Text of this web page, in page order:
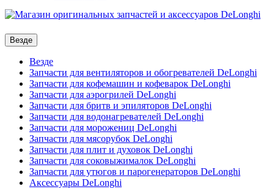
Везде
Везде
Запчасти для вентиляторов и обогревателей DeLonghi
Запчасти для кофемашин и кофеварок DeLonghi
Запчасти для аэрогрилей DeLonghi
Запчасти для бритв и эпиляторов DeLonghi
Запчасти для водонагревателей DeLonghi
Запчасти для морожениц DeLonghi
Запчасти для мясорубок DeLonghi
Запчасти для плит и духовок DeLonghi
Запчасти для соковыжималок DeLonghi
Запчасти для утюгов и парогенераторов DeLonghi
Аксессуары DeLonghi